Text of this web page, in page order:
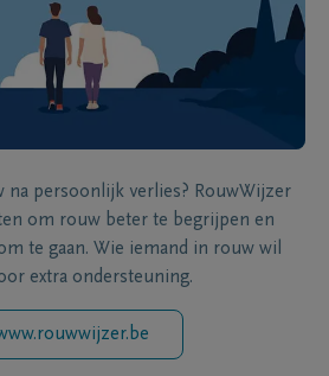
na persoonlijk verlies? RouwWijzer
om rouw beter te begrijpen en
te gaan. Wie iemand in rouw wil
extra ondersteuning.